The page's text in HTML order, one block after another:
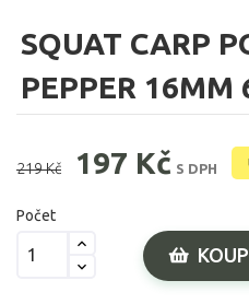
SQUAT CARP
PEPPER 16MM
219 Kč 197 Kč S DPH
Počet